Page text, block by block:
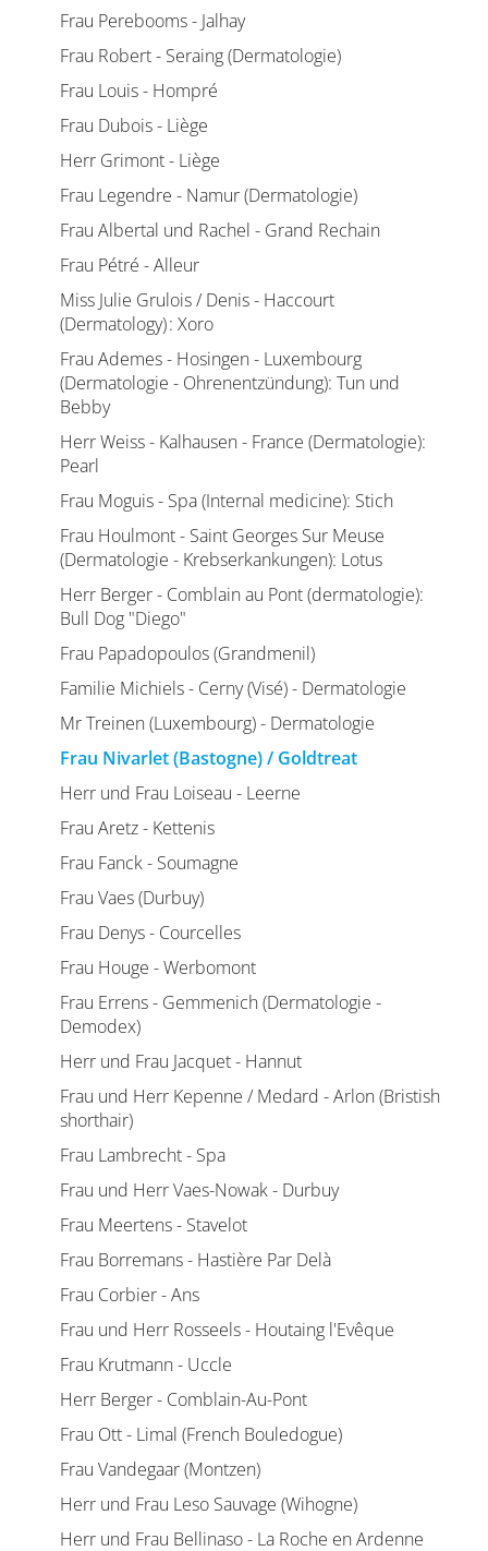
Frau Perebooms - Jalhay
Frau Robert - Seraing (Dermatologie)
Frau Louis - Hompré
Frau Dubois - Liège
Herr Grimont - Liège
Frau Legendre - Namur (Dermatologie)
Frau Albertal und Rachel - Grand Rechain
Frau Pétré - Alleur
Miss Julie Grulois / Denis - Haccourt
(Dermatology) : Xoro
Frau Ademes - Hosingen - Luxembourg
(Dermatologie - Ohrenentzündung): Tun und
Bebby
Herr Weiss - Kalhausen - France (Dermatologie):
Pearl
Frau Moguis - Spa (Internal medicine): Stich
Frau Houlmont - Saint Georges Sur Meuse
(Dermatologie - Krebserkankungen): Lotus
Herr Berger - Comblain au Pont (dermatologie):
Bull Dog "Diego"
Frau Papadopoulos (Grandmenil)
Familie Michiels - Cerny (Visé) - Dermatologie
Mr Treinen (Luxembourg) - Dermatologie
Frau Nivarlet (Bastogne) / Goldtreat
Herr und Frau Loiseau - Leerne
Frau Aretz - Kettenis
Frau Fanck - Soumagne
Frau Vaes (Durbuy)
Frau Denys - Courcelles
Frau Houge - Werbomont
Frau Errens - Gemmenich (Dermatologie -
Demodex)
Herr und Frau Jacquet - Hannut
Frau und Herr Kepenne / Medard - Arlon (Bristish
shorthair)
Frau Lambrecht - Spa
Frau und Herr Vaes-Nowak - Durbuy
Frau Meertens - Stavelot
Frau Borremans - Hastière Par Delà
Frau Corbier - Ans
Frau und Herr Rosseels - Houtaing l'Evêque
Frau Krutmann - Uccle
Herr Berger - Comblain-Au-Pont
Frau Ott - Limal (French Bouledogue)
Frau Vandegaar (Montzen)
Herr und Frau Leso Sauvage (Wihogne)
Herr und Frau Bellinaso - La Roche en Ardenne